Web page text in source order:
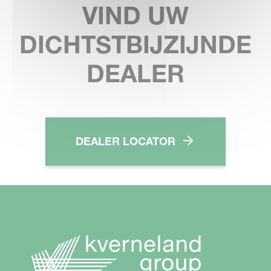
VIND UW
DICHTSTBIJZIJNDE
DEALER
DEALER LOCATOR